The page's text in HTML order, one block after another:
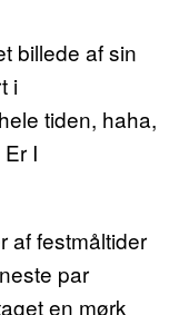
billede af sin
i
tiden, haha,
I
af festmåltider
par
en mørk